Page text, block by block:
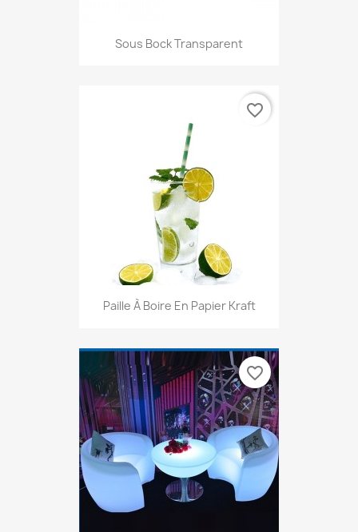
Sous Bock Transparent
Paille À Boire En Papier Kraft
favorite_border
favorite_border